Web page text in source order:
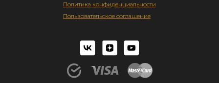
Политика конфиденциальности
Пользовательское соглашение